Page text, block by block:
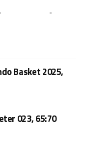
Basket 2025,
023, 65:70